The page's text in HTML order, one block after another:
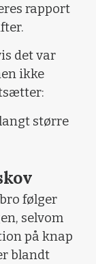
rapport
det var
ikke
større
følger
selvom
på knap
blandt